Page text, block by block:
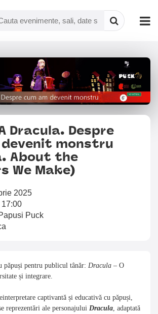
păpuși pentru publicul tânăr: Dracula – O
și integrare.
captivantă și educativă cu păpuși,
reprezentări ale personajului Dracula , adaptată
Dracula. Despre
devenit monstru
About the
We Make)
2025
Puck